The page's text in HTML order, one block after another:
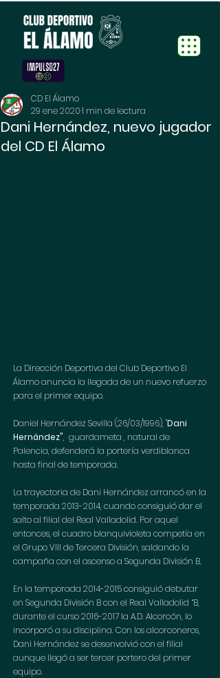
Dani Hernández, nuevo jugador
del CD El Álamo
CD El Álamo
29 ene 20201 min de lectura
La Dirección Deportiva del Club Deportivo El
Álamo anuncia la llegada de un nuevo refuerzo
para el primer equipo.
Daniel Hernández Sevilla (26/03/1996), "Dani
Hernández",  guardameta , natural de
Palencia, defenderá la portería verdiblanca
hasta final de temporada.
La trayectoria de Dani Hernández arrancó en la
temporada 2013-2014, cuando consiguió dar el
salto al filial del Real Valladolid. Por aquel
entonces, el cuadro blanquivioleta competía en
el Grupo VIII de Tercera División, saldando la
campaña con el ascenso a Segunda División B.
En la temporada 2014-2015 consiguió debutar
en Segunda División B con el Real Valladolid “B,
durante el curso 2016-2017 la A.D. Alcorcón, lo
incorporó a su disciplina. Con los alcorconeros,
Dani Hernández se desenvolvió con el filial
aunque llegó a ser tercer portero del primer
equipo.